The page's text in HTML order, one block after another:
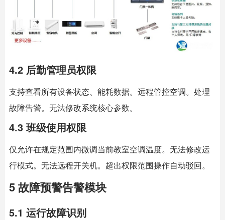
4.2 后勤管理员权限
支持查看所有设备状态、能耗数据。远程管控空调。处理
故障告警。无法修改系统核心参数。
4.3 班级使用权限
仅允许在规定范围内微调当前教室空调温度。无法修改运
行模式。无法远程开关机。超出权限范围操作自动驳回。
5 故障预警告警模块
5.1 运行故障识别